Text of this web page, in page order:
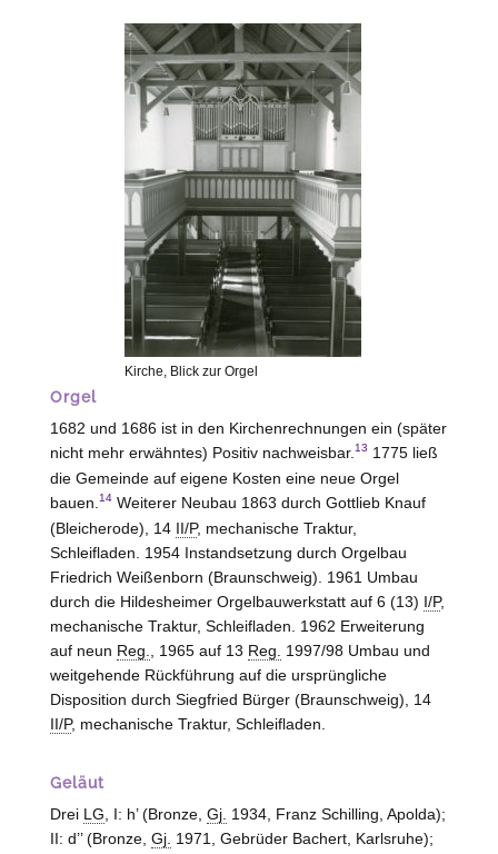
Kirche, Blick zur Orgel
Orgel
1682 und 1686 ist in den Kirchenrechnungen ein (später
nicht mehr erwähntes) Positiv nachweisbar. 13 1775 ließ
die Gemeinde auf eigene Kosten eine neue Orgel
bauen. 14Weiterer Neubau 1863 durch Gottlieb Knauf
(Bleicherode), 14 II/P, mechanische Traktur,
Schleifladen. 1954 Instandsetzung durch Orgelbau
Friedrich Weißenborn (Braunschweig). 1961 Umbau
durch die Hildesheimer Orgelbauwerkstatt auf 6 (13) I/P,
mechanische Traktur, Schleifladen. 1962 Erweiterung
auf neun Reg. , 1965 auf 13 Reg.
1997/98 Umbau und
weitgehende Rückführung auf die ursprüngliche
Disposition durch Siegfried Bürger (Braunschweig), 14
II/P, mechanische Traktur, Schleifladen.
Geläut
Drei LG , I: h’ (Bronze, Gj. 1934, Franz Schilling, Apolda);
II: d’’ (Bronze, Gj. 1971, Gebrüder Bachert, Karlsruhe);